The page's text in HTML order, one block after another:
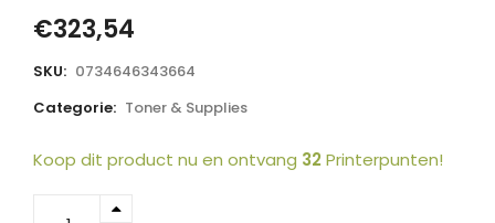
€323,54
SKU: 0734646343664
Categorie: Toner & Supplies
Koop dit product nu en ontvang 32Printerpunten!